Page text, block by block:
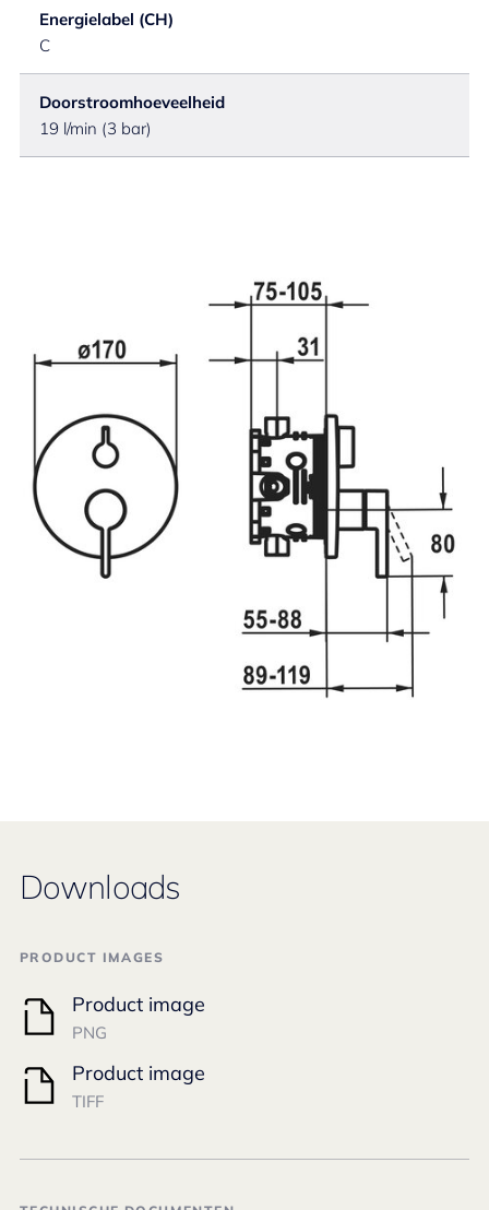
Energielabel (CH)
C
Doorstroomhoeveelheid
19 l/min (3 bar)
Downloads
PRODUCT IMAGES
Product image
PNG
Product image
TIFF